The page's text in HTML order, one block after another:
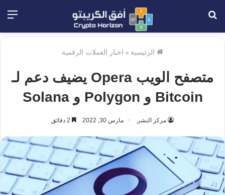
الرئيسية » اخبار العملات الرقمية
متصفح الويب Opera يضيف دعم لـ
Bitcoin و Polygon و Solana
مركز النشر مارس 30, 2022